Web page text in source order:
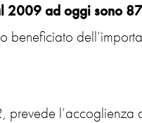
2009 ad oggi sono
beneficiato
prevede l’accoglienza